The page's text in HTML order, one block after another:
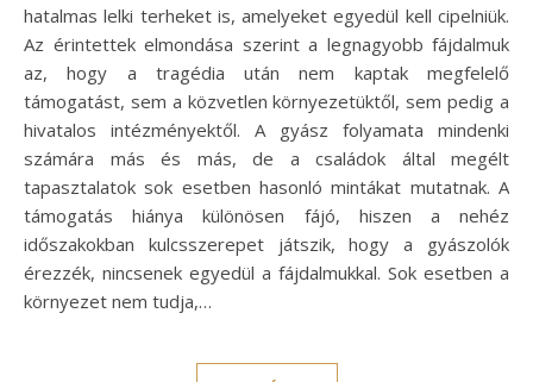
hatalmas lelki terheket is, amelyeket egyedül kell cipelniük.
Az érintettek elmondása szerint a legnagyobb fájdalmuk
az, hogy a tragédia után nem kaptak megfelelő
támogatást, sem a közvetlen környezetüktől, sem pedig a
hivatalos intézményektől. A gyász folyamata mindenki
számára más és más, de a családok által megélt
tapasztalatok sok esetben hasonló mintákat mutatnak. A
támogatás hiánya különösen fájó, hiszen a nehéz
időszakokban kulcsszerepet játszik, hogy a gyászolók
érezzék, nincsenek egyedül a fájdalmukkal. Sok esetben a
környezet nem tudja,…